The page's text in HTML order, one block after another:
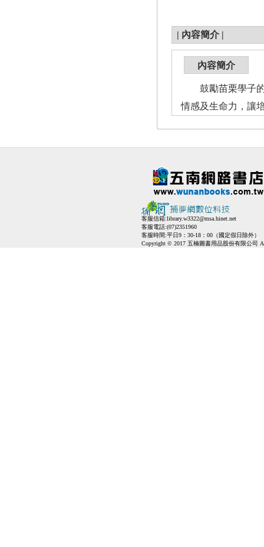
| 內容簡介 |
內容簡介
鼓勵苗栗學子的
情感及生命力，讓
客服信箱:library.w3322@msa.hinet.net
客服電話:(07)2351960
客服時間:平日9：30-18：00（國定假日除外）
Copyright © 2017 五楠圖書用品股份有限公司